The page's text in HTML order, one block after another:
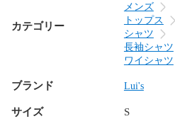
カテゴリー
メンズ
トップス
シャツ
長袖シャツ
ワイシャツ
ブランド Lui's
サイズ S